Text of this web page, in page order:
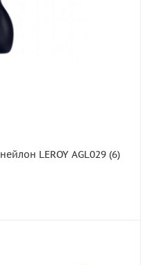
LEROY AGL029 (6)